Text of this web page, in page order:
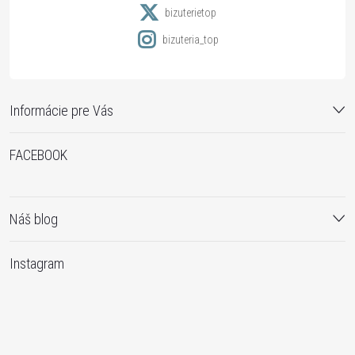
Informácie pre Vás
bizuterietop
bizuteria_top
FACEBOOK
Náš blog
Instagram